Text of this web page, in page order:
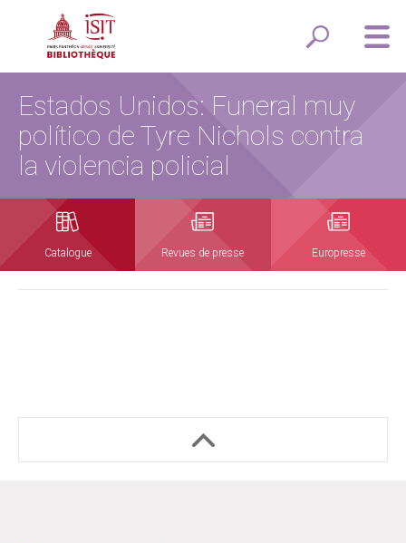
Estados Unidos: Funeral muy
político de Tyre Nichols contra
la violencia policial
Catalogue Revues de presse Europresse